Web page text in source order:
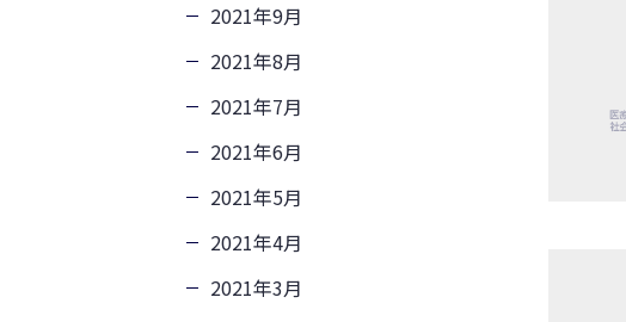
2021年9月
2021年8月
2021年7月
2021年6月
2021年5月
2021年4月
2021年3月